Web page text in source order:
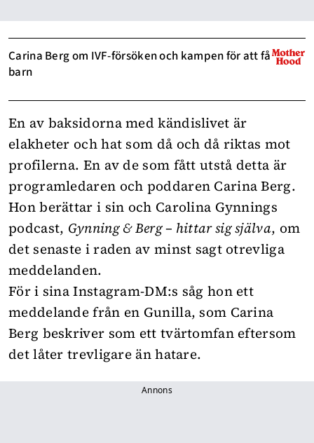
Carina Berg om IVF-försöken och kampen för att få
barn
En av baksidorna med kändislivet är
elakheter och hat som då och då riktas mot
profilerna. En av de som fått utstå detta är
programledaren och poddaren Carina Berg.
Hon berättar i sin och Carolina Gynnings
podcast, Gynning & Berg – hittar sig själva, om
det senaste i raden av minst sagt otrevliga
meddelanden.
För i sina Instagram-DM:s såg hon ett
meddelande från en Gunilla, som Carina
Berg beskriver som ett tvärtomfan eftersom
det låter trevligare än hatare.
Annons